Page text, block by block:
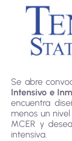
Se abre
Intensivo e
encuentra
menos un
MCER y
intensiva.